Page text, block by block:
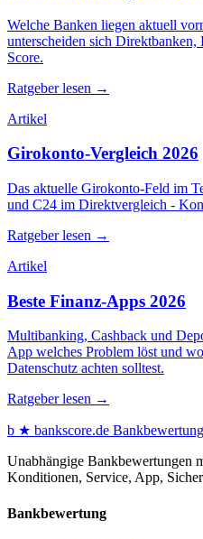
Welche Banken liegen aktuell
unterscheiden sich
Score.
Ratgeber lesen →
Artikel
Girokonto-Vergleich 2026
Das aktuelle Girokonto-Feld im
und C24 im Direktvergleich -
Ratgeber lesen →
Artikel
Beste Finanz-Apps 2026
Multibanking, Cashback und
App welches Problem löst und
Datenschutz achten solltest.
Ratgeber lesen →
b ★ bankscore.de
Unabhängige Bankbewertungen
Konditionen, Service, App,
Bankbewertung